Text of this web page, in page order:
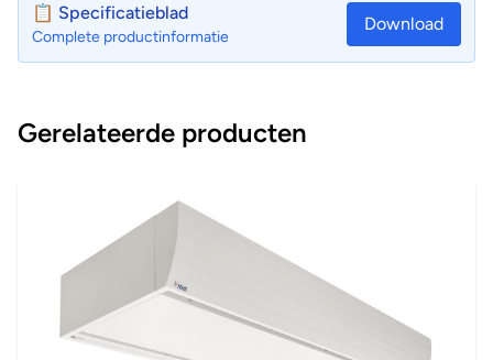
📋 Specificatieblad
Complete productinformatie
Download
Gerelateerde producten